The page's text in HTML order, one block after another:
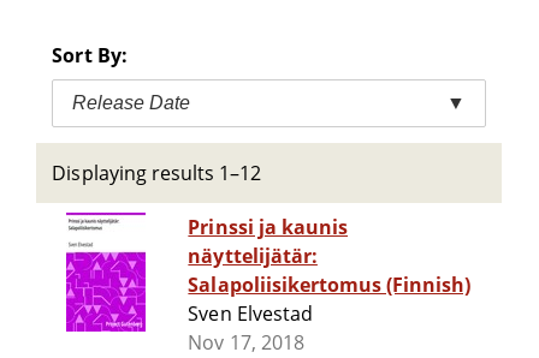
Sort By:
Release Date ▼
Displaying results 1–12
Prinssi ja kaunis
näyttelijätär:
Salapoliisikertomus (Finnish)
Sven Elvestad
Nov 17, 2018